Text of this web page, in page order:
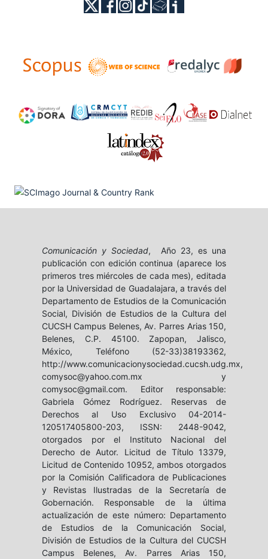
Comunicación y Sociedad, Año 23, es una
publicación con edición continua (aparece los
primeros tres miércoles de cada mes), editada
por la Universidad de Guadalajara, a través del
Departamento de Estudios de la Comunicación
Social, División de Estudios de la Cultura del
CUCSH Campus Belenes, Av. Parres Arias 150,
Belenes, C.P. 45100. Zapopan, Jalisco,
México, Teléfono (52-33)38193362,
http://www.comunicacionysociedad.cucsh.udg.mx,
comysoc@yahoo.com.mx y
comysoc@gmail.com. Editor responsable:
Gabriela Gómez Rodríguez. Reservas de
Derechos al Uso Exclusivo 04-2014-
120517405800-203, ISSN: 2448-9042,
otorgados por el Instituto Nacional del
Derecho de Autor. Licitud de Título 13379,
Licitud de Contenido 10952, ambos otorgados
por la Comisión Calificadora de Publicaciones
y Revistas Ilustradas de la Secretaría de
Gobernación. Responsable de la última
actualización de este número: Departamento
de Estudios de la Comunicación Social,
División de Estudios de la Cultura del CUCSH
Campus Belenes, Av. Parres Arias 150,